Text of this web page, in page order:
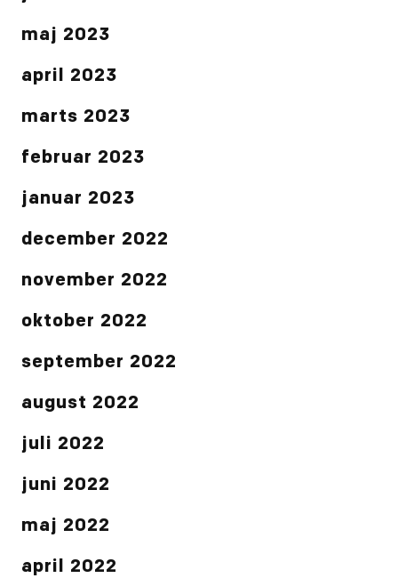
maj 2023
april 2023
marts 2023
februar 2023
januar 2023
december 2022
november 2022
oktober 2022
september 2022
august 2022
juli 2022
juni 2022
maj 2022
april 2022